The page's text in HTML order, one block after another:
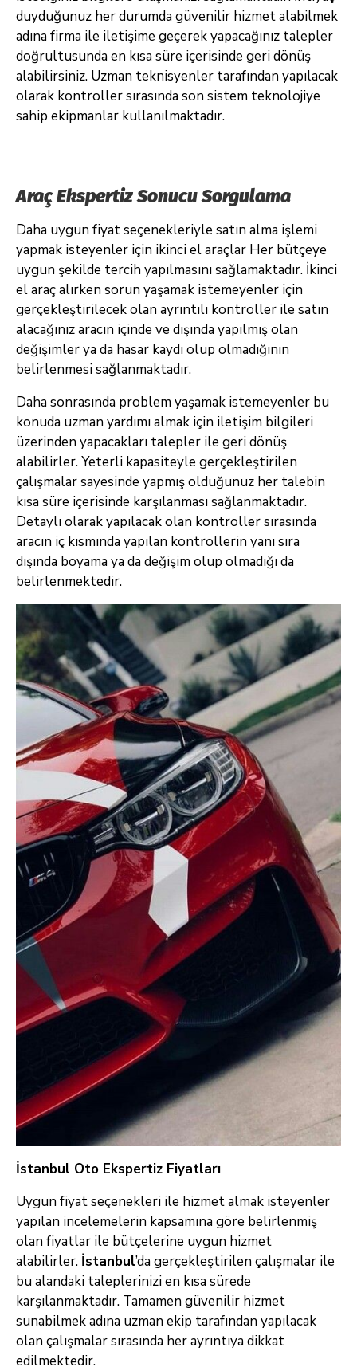
duyduğunuz her durumda güvenilir hizmet alabilmek
adına firma ile iletişime geçerek yapacağınız talepler
doğrultusunda en kısa süre içerisinde geri dönüş
alabilirsiniz. Uzman teknisyenler tarafından yapılacak
olarak kontroller sırasında son sistem teknolojiye
sahip ekipmanlar kullanılmaktadır.
Araç Ekspertiz Sonucu Sorgulama
Daha uygun fiyat seçenekleriyle satın alma işlemi
yapmak isteyenler için ikinci el araçlar Her bütçeye
uygun şekilde tercih yapılmasını sağlamaktadır. İkinci
el araç alırken sorun yaşamak istemeyenler için
gerçekleştirilecek olan ayrıntılı kontroller ile satın
alacağınız aracın içinde ve dışında yapılmış olan
değişimler ya da hasar kaydı olup olmadığının
belirlenmesi sağlanmaktadır.
Daha sonrasında problem yaşamak istemeyenler bu
konuda uzman yardımı almak için iletişim bilgileri
üzerinden yapacakları talepler ile geri dönüş
alabilirler. Yeterli kapasiteyle gerçekleştirilen
çalışmalar sayesinde yapmış olduğunuz her talebin
kısa süre içerisinde karşılanması sağlanmaktadır.
Detaylı olarak yapılacak olan kontroller sırasında
aracın iç kısmında yapılan kontrollerin yanı sıra
dışında boyama ya da değişim olup olmadığı da
belirlenmektedir.
İstanbul Oto Ekspertiz Fiyatları
Uygun fiyat seçenekleri ile hizmet almak isteyenler
yapılan incelemelerin kapsamına göre belirlenmiş
olan fiyatlar ile bütçelerine uygun hizmet
alabilirler. İstanbul’da gerçekleştirilen çalışmalar ile
bu alandaki taleplerinizi en kısa sürede
karşılanmaktadır. Tamamen güvenilir hizmet
sunabilmek adına uzman ekip tarafından yapılacak
olan çalışmalar sırasında her ayrıntıya dikkat
edilmektedir.